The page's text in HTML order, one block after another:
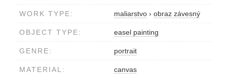
WORK TYPE: maliarstvo › obraz závesný
OBJECT TYPE: easel painting
GENRE: portrait
MATERIAL: canvas